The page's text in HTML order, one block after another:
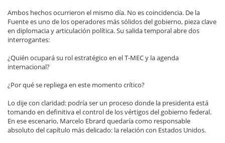
Ambos hechos ocurrieron el mismo día. No es coincidencia. De la
Fuente es uno de los operadores más sólidos del gobierno, pieza clave
en diplomacia y articulación política. Su salida temporal abre dos
interrogantes:
¿Quién ocupará su rol estratégico en el T-MEC y la agenda
internacional?
¿Por qué se repliega en este momento crítico?
Lo dije con claridad: podría ser un proceso donde la presidenta está
tomando en definitiva el control de los vértigos del gobierno federal.
En ese escenario, Marcelo Ebrard quedaría como responsable
absoluto del capítulo más delicado: la relación con Estados Unidos.